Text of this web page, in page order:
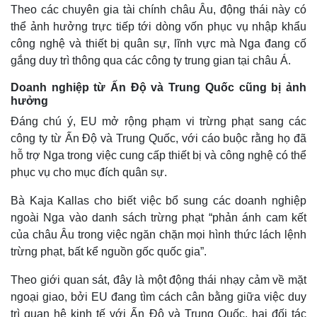
Theo các chuyên gia tài chính châu Âu, động thái này có
thể ảnh hưởng trực tiếp tới dòng vốn phục vụ nhập khẩu
công nghệ và thiết bị quân sự, lĩnh vực mà Nga đang cố
gắng duy trì thông qua các công ty trung gian tại châu Á.
Doanh nghiệp từ Ấn Độ và Trung Quốc cũng bị ảnh
hưởng
Đáng chú ý, EU mở rộng phạm vi trừng phạt sang các
công ty từ Ấn Độ và Trung Quốc, với cáo buộc rằng họ đã
hỗ trợ Nga trong việc cung cấp thiết bị và công nghệ có thể
phục vụ cho mục đích quân sự.
Bà Kaja Kallas cho biết việc bổ sung các doanh nghiệp
ngoài Nga vào danh sách trừng phạt “phản ánh cam kết
của châu Âu trong việc ngăn chặn mọi hình thức lách lệnh
trừng phạt, bất kể nguồn gốc quốc gia”.
Theo giới quan sát, đây là một động thái nhạy cảm về mặt
ngoại giao, bởi EU đang tìm cách cân bằng giữa việc duy
trì quan hệ kinh tế với Ấn Độ và Trung Quốc, hai đối tác